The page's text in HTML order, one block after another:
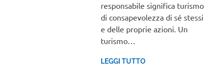
responsabile significa turismo
di consapevolezza di sé stessi
e delle proprie azioni. Un
turismo…
LEGGI TUTTO